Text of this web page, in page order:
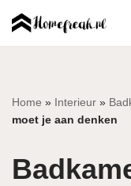
inhoud
Home » Interieur »
moet je aan denken